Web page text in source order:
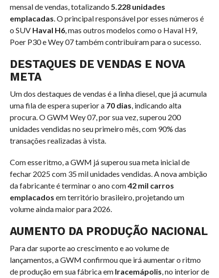
mensal de vendas, totalizando 5.228 unidades
emplacadas. O principal responsável por esses números é
o SUV Haval H6, mas outros modelos como o Haval H9,
Poer P30 e Wey 07 também contribuíram para o sucesso.
DESTAQUES DE VENDAS E NOVA
META
Um dos destaques de vendas é a linha diesel, que já acumula
uma fila de espera superior a 70 dias, indicando alta
procura. O GWM Wey 07, por sua vez, superou 200
unidades vendidas no seu primeiro mês, com 90% das
transações realizadas à vista.
Com esse ritmo, a GWM já superou sua meta inicial de
fechar 2025 com 35 mil unidades vendidas. A nova ambição
da fabricante é terminar o ano com42 mil carros
emplacados em território brasileiro, projetando um
volume ainda maior para 2026.
AUMENTO DA PRODUÇÃO NACIONAL
Para dar suporte ao crescimento e ao volume de
lançamentos, a GWM confirmou que irá aumentar o ritmo
de produção em sua fábrica em Iracemápolis, no interior de